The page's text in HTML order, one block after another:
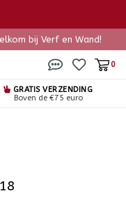
bij Verf en Wand!
0
GRATIS VERZENDING
Boven de €75 euro